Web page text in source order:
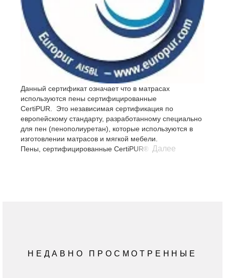
Данный сертификат означает что в матрасах
используются пены сертифицированные
CertiPUR. Это независимая сертификация по
европейскому стандарту, разработанному специально
для пен (пенополиуретан), которые используются в
изготовлении матрасов и мягкой мебели.
Пены, сертифицированные CertiPUR® изготовлены:
компонентами сырья для пенополиуретанов, наличию
тяжелых металлов в пищевых продуктах (ртуть в рыбе)
Далее
НЕДАВНО ПРОСМОТРЕННЫЕ